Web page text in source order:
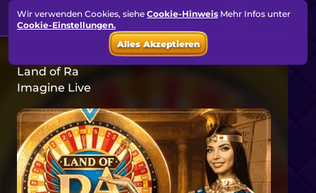
Land of Ra
Imagine Live
Wir verwenden Cookies, siehe Cookie-Hinweis Mehr Infos unter
Cookie-Einstellungen.
Alles Akzeptieren